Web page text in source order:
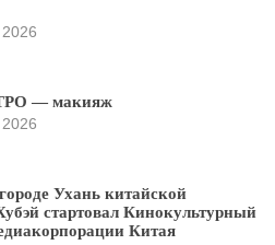
— макияж
Ухань китайской
стартовал Кинокультурный
Китая